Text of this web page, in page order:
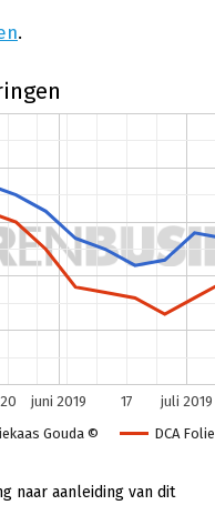
.
naar aanleiding van dit